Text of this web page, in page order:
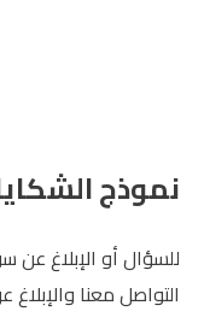
نموذج
للسؤال أو الإبلاغ
التواصل معنا